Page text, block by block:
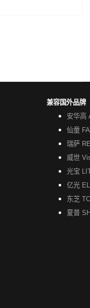
兼容国外品牌
安华高
仙童
瑞萨
威世
光宝
亿光 EL
东芝
夏普